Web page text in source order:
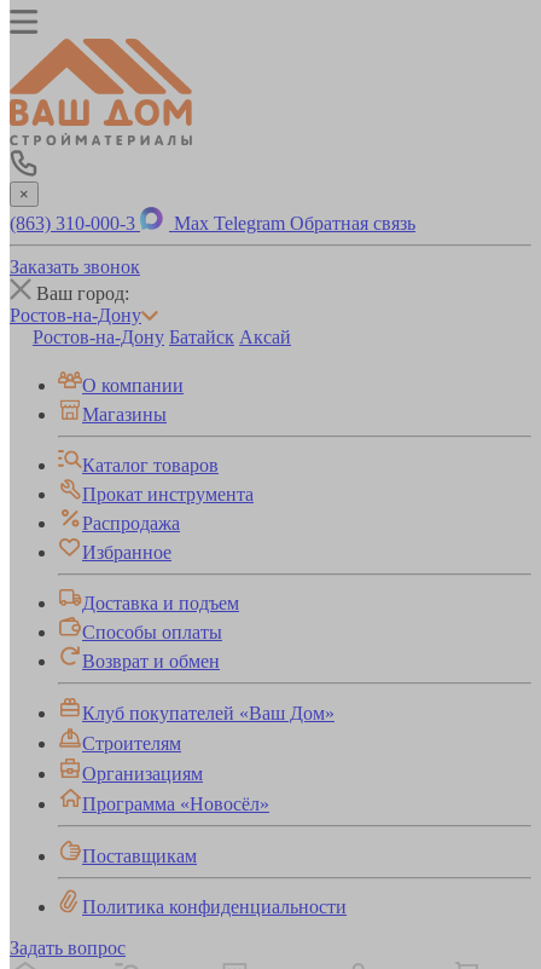
×
(863) 310-000-3 Max Telegram Обратная связь
Заказать звонок
Ваш город:
Ростов-на-Дону
Ростов-на-Дону Батайск Аксай
О компании
Магазины
Каталог товаров
Прокат инструмента
Распродажа
Избранное
Доставка и подъем
Способы оплаты
Возврат и обмен
Клуб покупателей «Ваш Дом»
Строителям
Организациям
Программа «Новосёл»
Поставщикам
Политика конфиденциальности
Задать вопрос